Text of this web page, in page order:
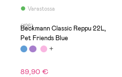
Varastossa
(126)
Beckmann Classic Reppu 22L,
Pet Friends Blue
89,90 €